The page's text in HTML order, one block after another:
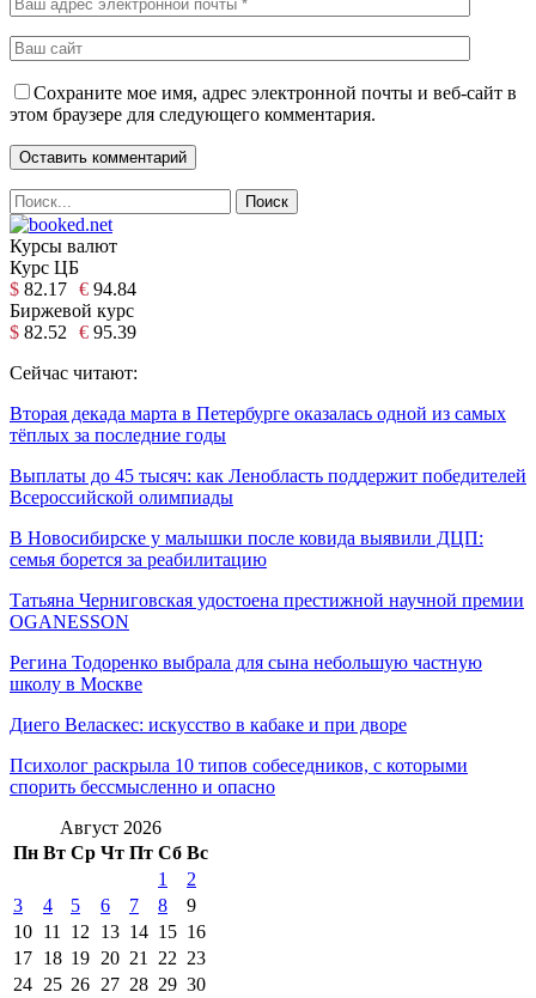
Сохраните мое имя, адрес электронной почты и веб-сайт в
этом браузере для следующего комментария.
Курсы валют
Курс ЦБ
$ 82.17 € 94.84
Биржевой курс
$ 82.52 € 95.39
Сейчас читают:
Вторая декада марта в Петербурге оказалась одной из самых
тёплых за последние годы
Выплаты до 45 тысяч: как Ленобласть поддержит победителей
Всероссийской олимпиады
В Новосибирске у малышки после ковида выявили ДЦП:
семья борется за реабилитацию
Татьяна Черниговская удостоена престижной научной премии
OGANESSON
Регина Тодоренко выбрала для сына небольшую частную
школу в Москве
Диего Веласкес: искусство в кабаке и при дворе
Психолог раскрыла 10 типов собеседников, с которыми
спорить бессмысленно и опасно
Август 2026
Пн Вт Ср Чт Пт Сб Вс
1
2
3
4 5 6 7 8
9
10 11 12 13 14 15 16
17 18 19 20 21 22 23
24 25 26 27 28 29 30